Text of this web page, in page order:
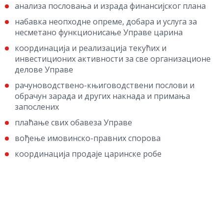
анализа пословања и израда финансијског плана
набавка неопходне опреме, добара и услуга за
несметано функционисање Управе царина
координација и реализација текућих и
инвестиционих активности за све организационе
делове Управе
рачуноводствено-књиговодствени послови и
обрачун зарада и других накнада и примања
запослених
плаћање свих обавеза Управе
вођење имовинско-правних спорова
координација продаје царинске робе